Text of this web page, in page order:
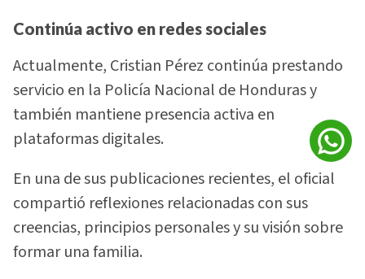
Continúa activo en redes sociales
Actualmente, Cristian Pérez continúa prestando
servicio en la Policía Nacional de Honduras y
también mantiene presencia activa en
plataformas digitales.
En una de sus publicaciones recientes, el oficial
compartió reflexiones relacionadas con sus
creencias, principios personales y su visión sobre
formar una familia.